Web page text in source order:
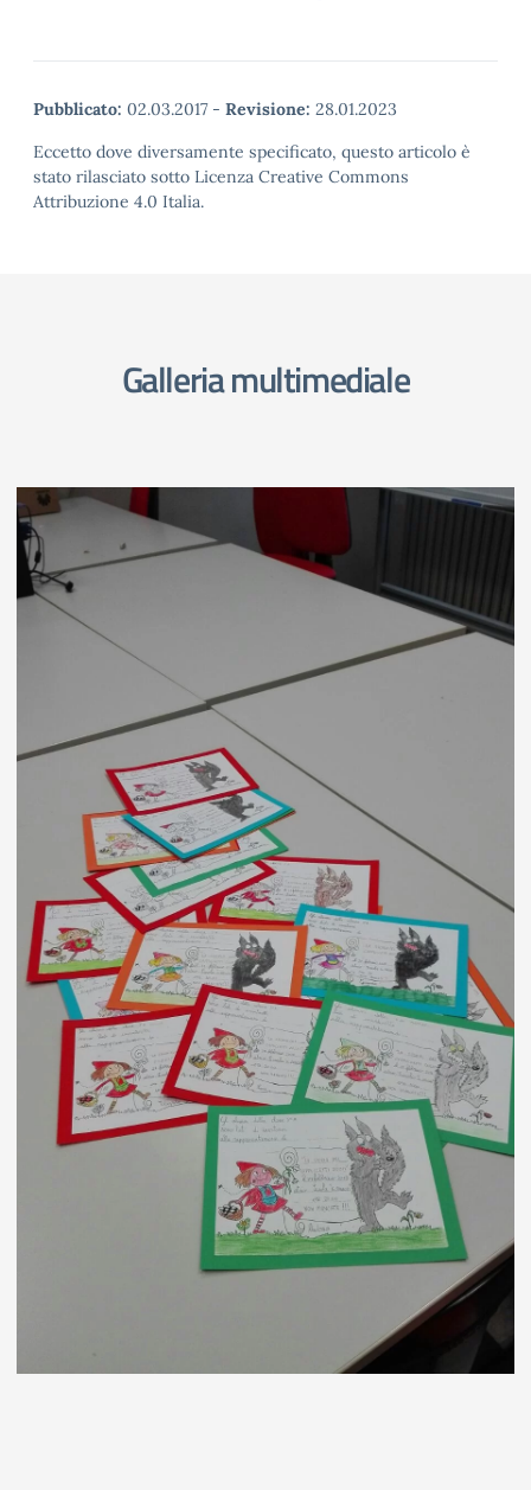
Pubblicato: 02.03.2017 - Revisione: 28.01.2023
Eccetto dove diversamente specificato, questo articolo è
stato rilasciato sotto Licenza Creative Commons
Attribuzione 4.0 Italia.
Galleria multimediale